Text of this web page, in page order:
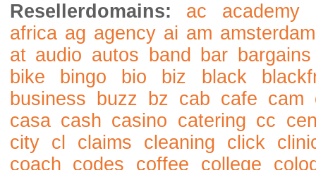
Resellerdomains: ac academy
africa ag agency ai am amsterdam
at audio autos band bar bargains
bike
bingo bio biz black
business
buzz bz cab cafe cam
casa cash casino catering cc
city
cl claims cleaning click
coach codes coffee college